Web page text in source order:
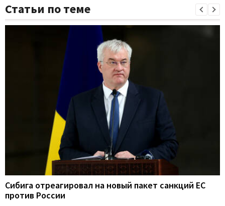
Статьи по теме
Сибига отреагировал на новый пакет санкций ЕС
против России